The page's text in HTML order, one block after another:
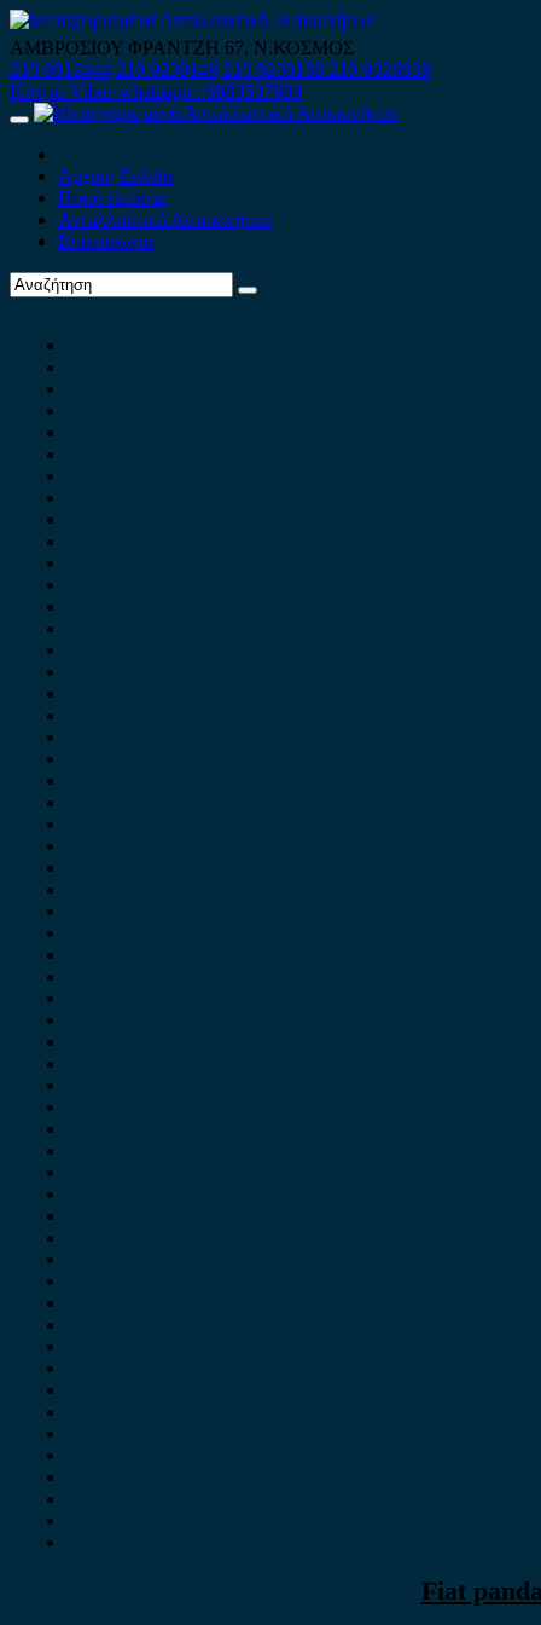
Skip
to
content
ΑΜΒΡΟΣΙΟΥ ΦΡΑΝΤΖΗ 67, Ν.ΚΟΣΜΟΣ
210 9012444 210 9239148 210 9238158 210 9026839
Κινητό-Viber-whatsapp : 6980507900
Primary
Αρχική Σελίδα
Ποιοί είμαστε
Ανταλλακτικά Αυτοκινήτων
Επικοινωνία
Fiat